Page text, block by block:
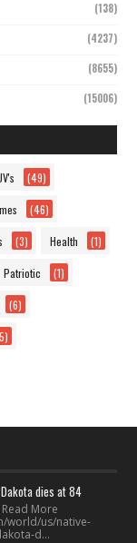
(138)
(4237)
(8655)
(15006)
(49)
(46)
(3) Health (1)
Patriotic (1)
(6)
dies at 84
More
world/us/native-
d...